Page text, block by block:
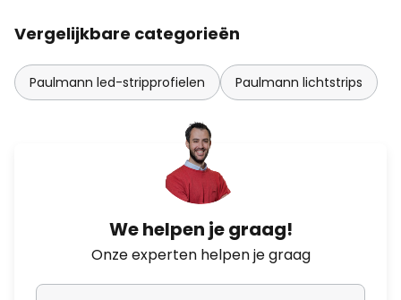
Vergelijkbare categorieën
Paulmann led-stripprofielen Paulmann lichtstrips
We helpen je graag!
Onze experten helpen je graag